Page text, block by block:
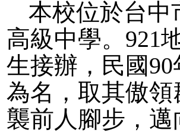
本校位於台中
高級中學。921
生接辦，民國
為名，取其傲
襲前人腳步，